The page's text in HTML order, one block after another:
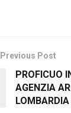
Previous Post
PROFICUO
AGENZIA